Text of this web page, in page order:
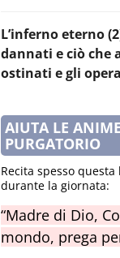
L’inferno eterno
dannati e ciò che
ostinati e gli
AIUTA LE
PURGATORIO
Recita spesso
durante la giornata:
“Madre di Dio,
mondo, prega